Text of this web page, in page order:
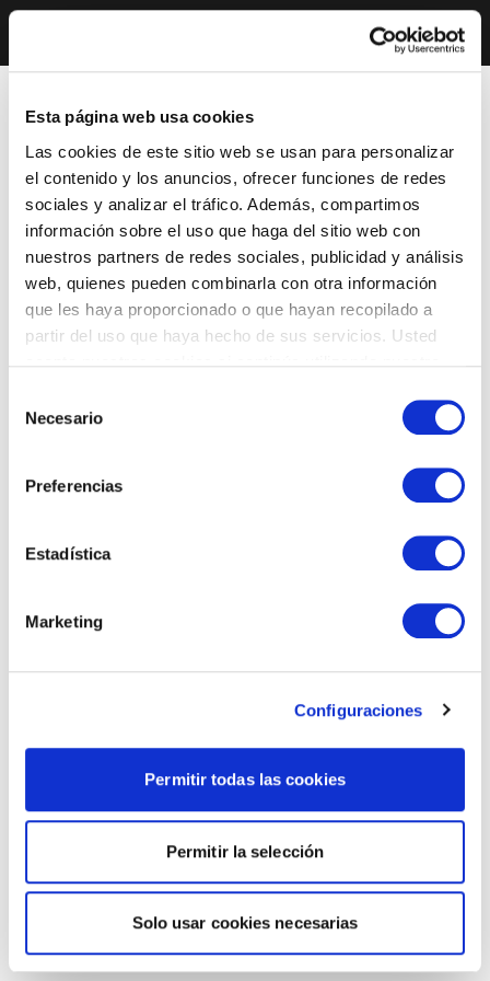
Esta página web usa cookies
Las cookies de este sitio web se usan para personalizar
el contenido y los anuncios, ofrecer funciones de redes
sociales y analizar el tráfico. Además, compartimos
información sobre el uso que haga del sitio web con
nuestros partners de redes sociales, publicidad y análisis
web, quienes pueden combinarla con otra información
que les haya proporcionado o que hayan recopilado a
partir del uso que haya hecho de sus servicios. Usted
Necesario
Preferencias
Estadística
Marketing
Configuraciones
Permitir todas las cookies
Permitir la selección
Solo usar cookies necesarias